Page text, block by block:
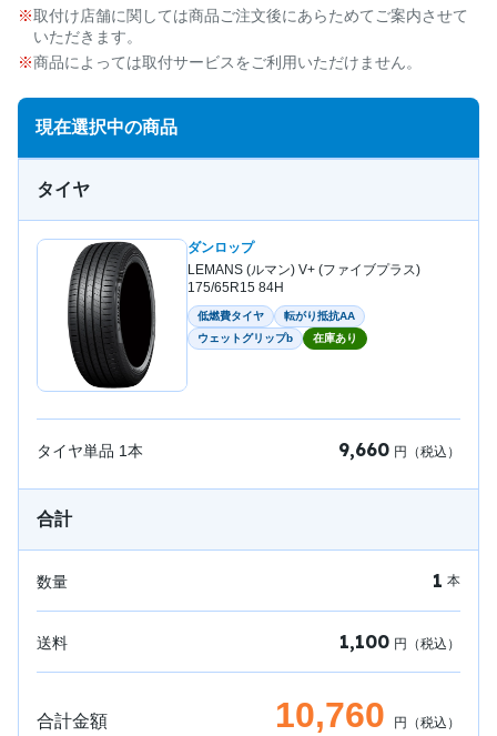
取付け店舗に関しては商品ご注文後にあらためてご案内させて
いただきます。
商品によっては取付サービスをご利用いただけません。
現在選択中の商品
タイヤ
ダンロップ
LEMANS (ルマン) V+ (ファイブプラス)
175/65R15 84H
低燃費タイヤ
転がり抵抗AA
ウェットグリップb
在庫あり
タイヤ単品 1本 9,660 円（税込）
合計
数量 1 本
送料 1,100 円（税込）
合計金額 10,760 円（税込）